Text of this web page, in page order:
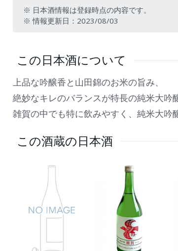
※ 日本酒情報は登録時点の内容です。
※ 情報更新日：2023/08/03
この日本酒について
上品な吟醸香と山田錦のお米の旨み、
絶妙なキレのバランスが特長の純米大吟
雑賀の中でも特に飲みやすく、純米大吟
この酒蔵の日本酒